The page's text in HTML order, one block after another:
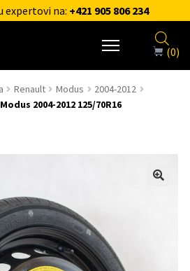
expertovi na: +421 905 806 234
(0)
Renault Modus
2004-2012
2004-2012 125/70R16